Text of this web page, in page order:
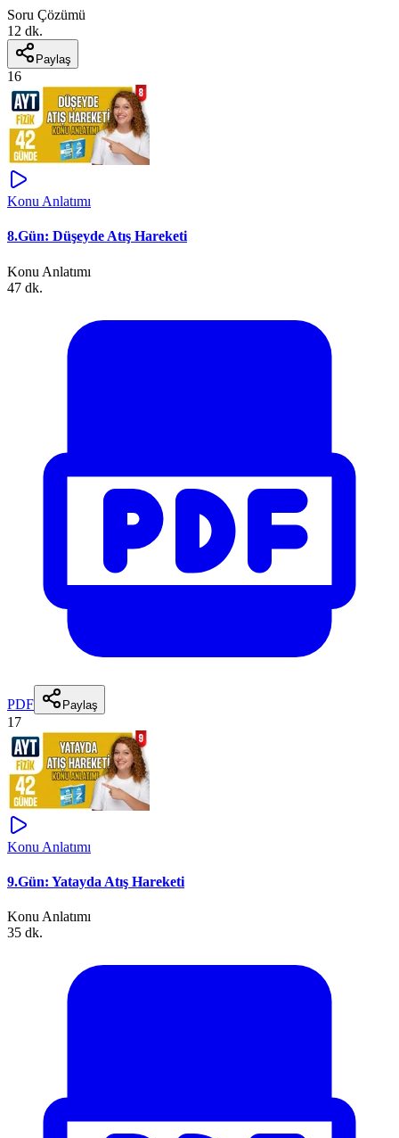
Soru Çözümü
12 dk.
Paylaş
16
Konu Anlatımı
8.Gün: Düşeyde Atış Hareketi
Konu Anlatımı
47 dk.
PDF Paylaş
17
Konu Anlatımı
9.Gün: Yatayda Atış Hareketi
Konu Anlatımı
35 dk.